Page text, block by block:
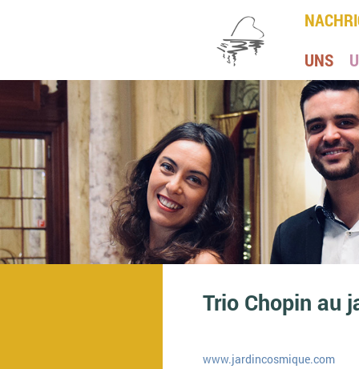
UNS
Trio Chopin au
www.jardincosmique.com